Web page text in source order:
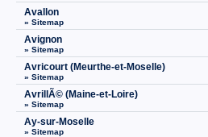
Avallon
» Sitemap
Avignon
» Sitemap
Avricourt (Meurthe-et-Moselle)
» Sitemap
AvrillÃ© (Maine-et-Loire)
» Sitemap
Ay-sur-Moselle
» Sitemap